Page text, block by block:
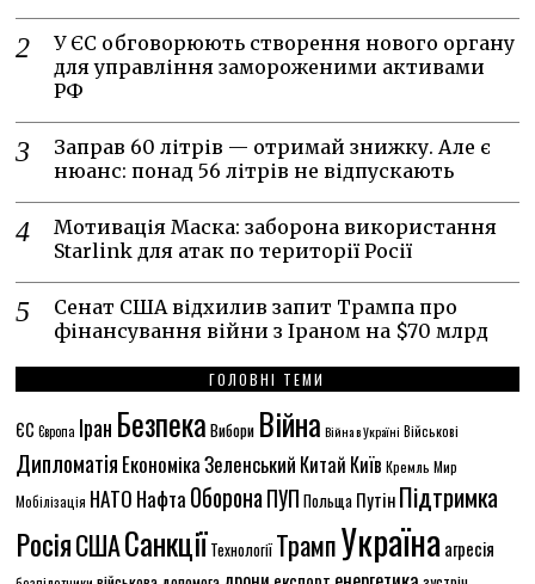
У ЄС обговорюють створення нового органу
для управління замороженими активами
РФ
Заправ 60 літрів — отримай знижку. Але є
нюанс: понад 56 літрів не відпускають
Мотивація Маска: заборона використання
Starlink для атак по території Росії
Сенат США відхилив запит Трампа про
фінансування війни з Іраном на $70 млрд
ГОЛОВНІ ТЕМИ
ЄС Європа Іран Безпека Вибори Війна Війна в Україні Військові
Дипломатія ЕкономікаЗеленський Китай Київ Кремль Мир
Мобілізація НАТО Нафта ОборонаПУП Польща ПутінПідтримка
РосіяСШАСанкціїТехнологіїТрампУкраїна агресія